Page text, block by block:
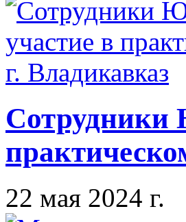
Сотрудники
22 мая 2024 г.